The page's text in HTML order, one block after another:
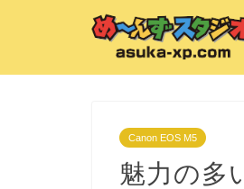
Canon EOS M5
魅力の多